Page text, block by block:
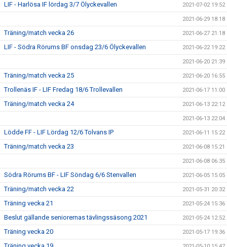
LIF - Harlösa IF lördag 3/7 Ölyckevallen 2021-07-02 19:52
2021-06-29 18:18
Träning/match vecka 26 2021-06-27 21:18
LIF - Södra Rörums BF onsdag 23/6 Ölyckevallen 2021-06-22 19:22
2021-06-20 21:39
Träning/match vecka 25 2021-06-20 16:55
Trollenäs IF - LIF Fredag 18/6 Trollevallen 2021-06-17 11:00
Träning/match vecka 24 2021-06-13 22:12
2021-06-13 22:04
Lödde FF - LIF Lördag 12/6 Tolvans IP 2021-06-11 15:22
Träning/match vecka 23 2021-06-08 15:21
2021-06-08 06:35
Södra Rörums BF - LIF Söndag 6/6 Stenvallen 2021-06-05 15:05
Träning/match vecka 22 2021-05-31 20:32
Träning vecka 21 2021-05-24 15:36
Beslut gällande seniorernas tävlingssäsong 2021 2021-05-24 12:52
Träning vecka 20 2021-05-17 19:36